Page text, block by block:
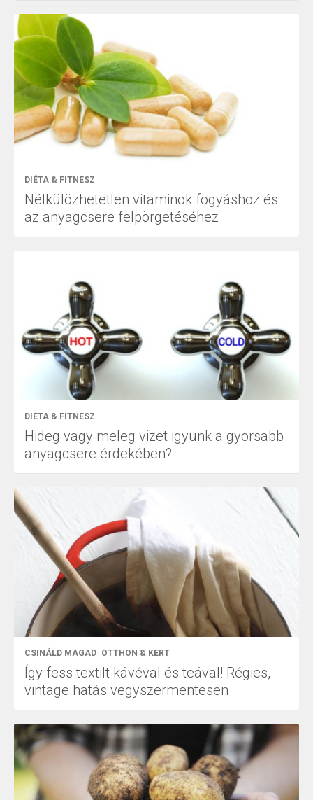
DIÉTA & FITNESZ
Nélkülözhetetlen vitaminok fogyáshoz és
az anyagcsere felpörgetéséhez
DIÉTA & FITNESZ
Hideg vagy meleg vizet igyunk a gyorsabb
anyagcsere érdekében?
CSINÁLD MAGAD OTTHON & KERT
Így fess textilt kávéval és teával! Régies,
vintage hatás vegyszermentesen